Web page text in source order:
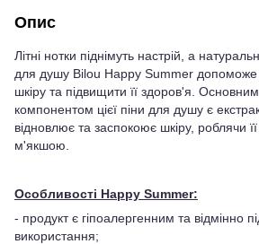
Опис
Літні нотки піднімуть настрій, а
для душу Bilou Happy Summer допоможе
шкіру та підвищити її здоров'я.
компонентом цієї піни для душу є
відновлює та заспокоює шкіру, роблячи
м'якшою.
Особливості Happy Summer:
- продукт є гіпоалергенним та відмінно
використання;